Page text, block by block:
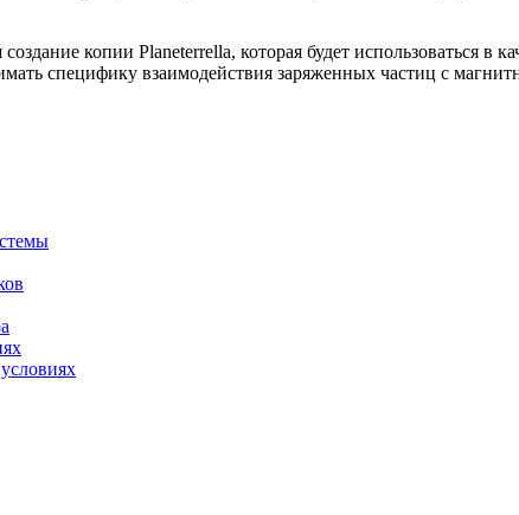
копии Planeterrella, которая будет использоваться в
специфику взаимодействия заряженных частиц с